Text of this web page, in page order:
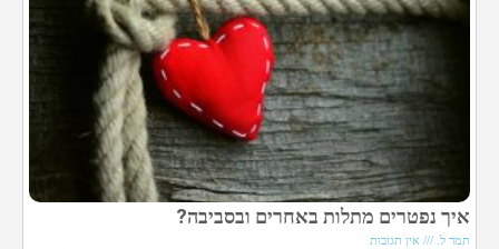
איך נפטרים מתלות באחרים ובסביבה?
תמר ל. אין תגובות